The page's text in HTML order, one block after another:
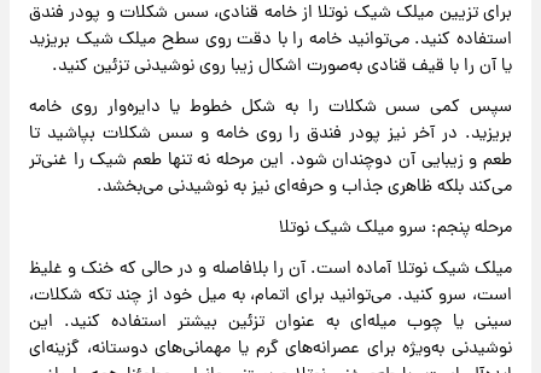
برای تزیین میلک شیک نوتلا از خامه قنادی، سس شکلات و پودر فندق
استفاده کنید. می‌توانید خامه را با دقت روی سطح میلک شیک بریزید
یا آن را با قیف قنادی به‌صورت اشکال زیبا روی نوشیدنی تزئین کنید.
سپس کمی سس شکلات را به شکل خطوط یا دایره‌وار روی خامه
بریزید. در آخر نیز پودر فندق را روی خامه و سس شکلات بپاشید تا
طعم و زیبایی آن دوچندان شود. این مرحله نه تنها طعم شیک را غنی‌تر
می‌کند بلکه ظاهری جذاب و حرفه‌ای نیز به نوشیدنی می‌بخشد.
مرحله پنجم: سرو میلک شیک نوتلا
میلک شیک نوتلا آماده است. آن را بلافاصله و در حالی که خنک و غلیظ
است، سرو کنید. می‌توانید برای اتمام، به میل خود از چند تکه شکلات،
سینی یا چوب میله‌ای به عنوان تزئین بیشتر استفاده کنید. این
نوشیدنی به‌ویژه برای عصرانه‌های گرم یا مهمانی‌های دوستانه، گزینه‌ای